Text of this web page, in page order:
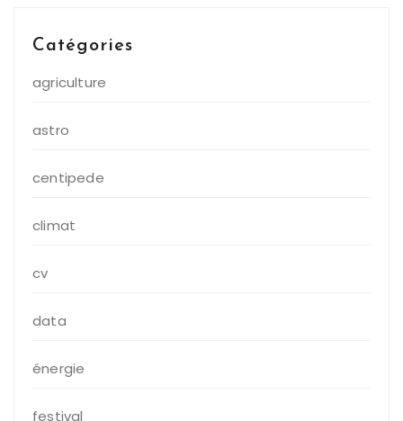
Catégories
agriculture
astro
centipede
climat
cv
data
énergie
festival